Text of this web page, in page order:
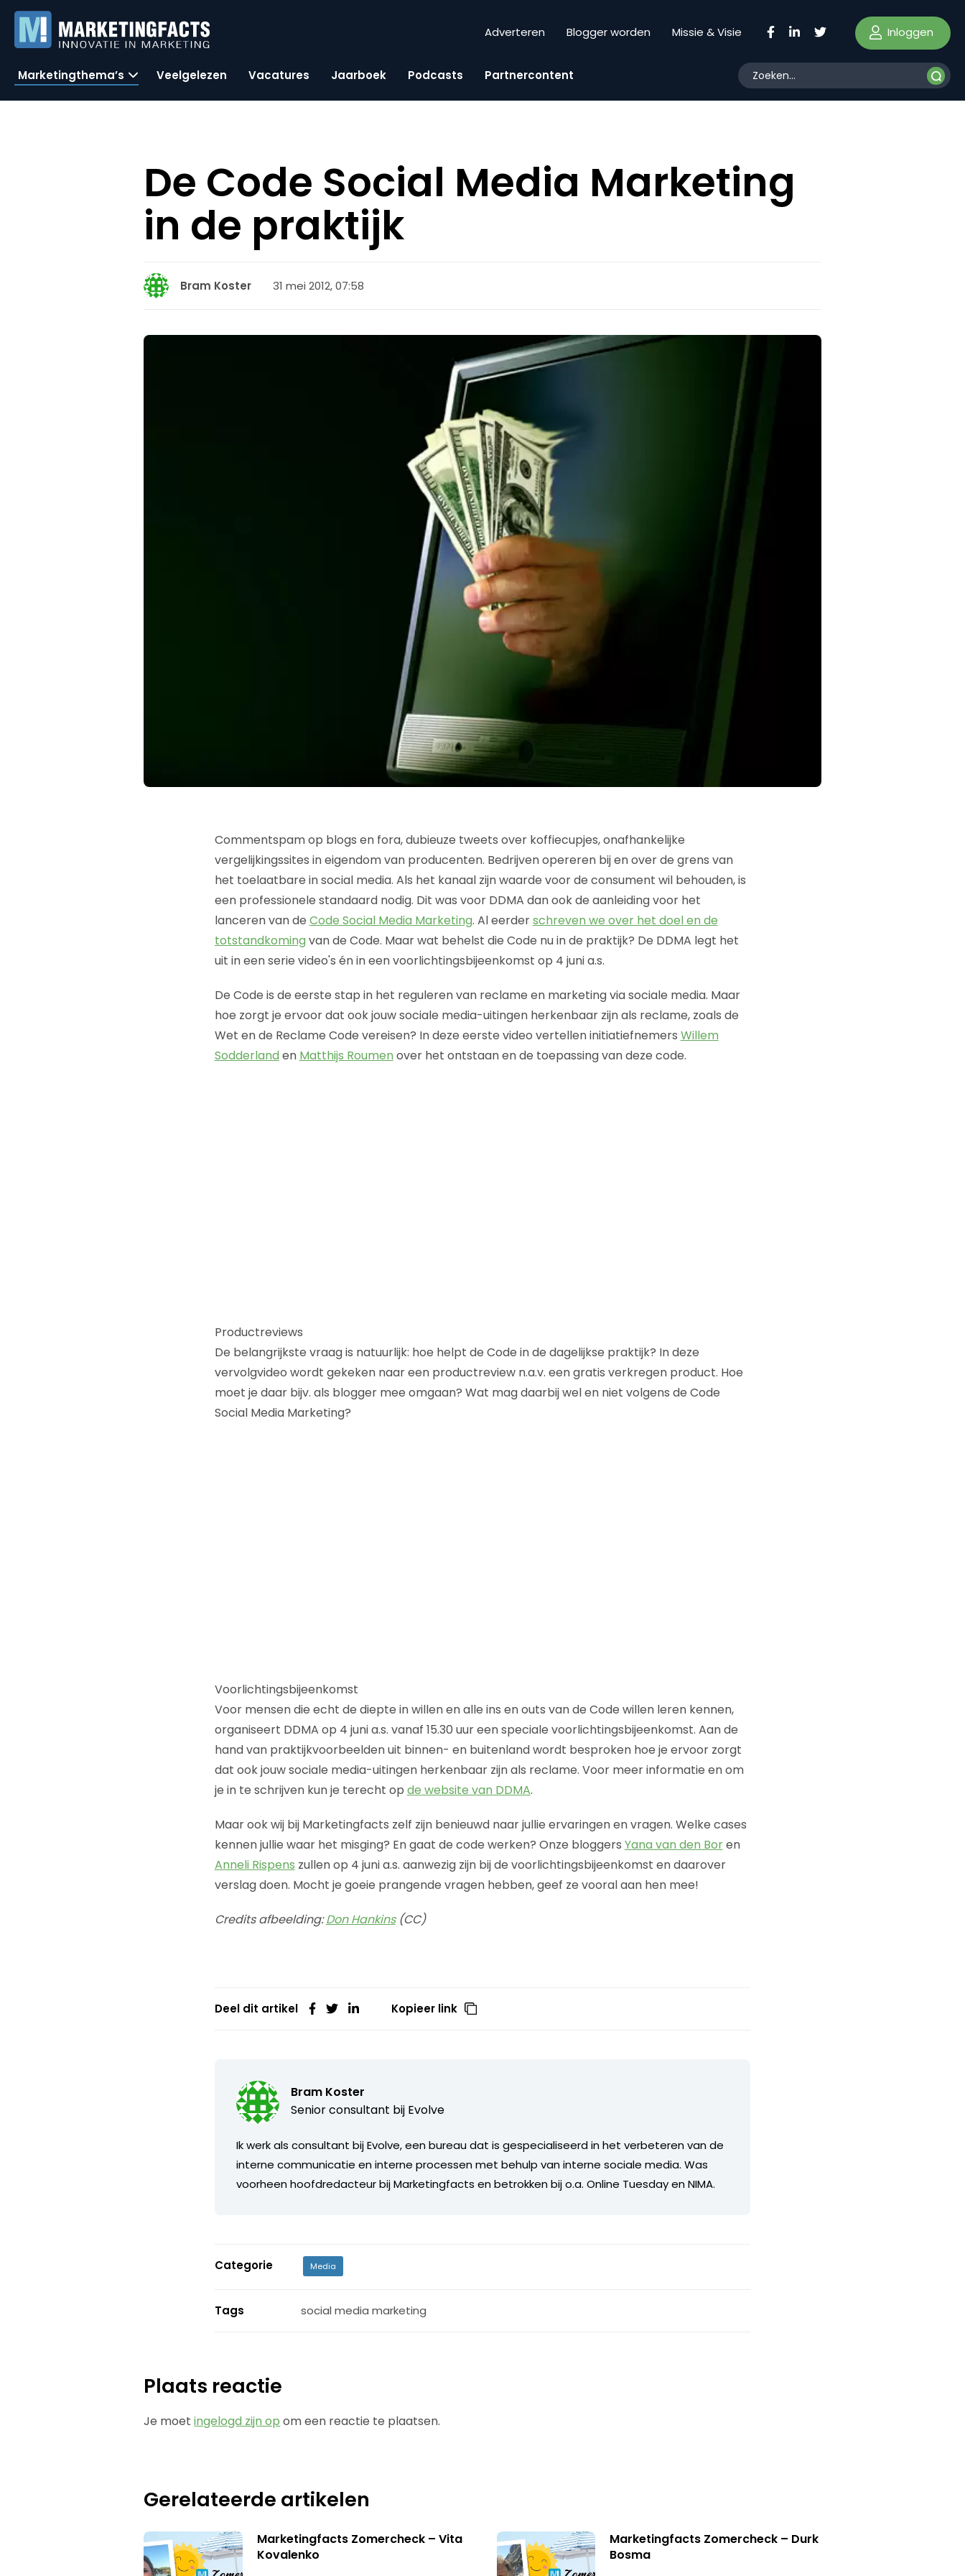
Adverteren Blogger worden Missie & Visie Inloggen
Marketingthema’s Veelgelezen Vacatures Jaarboek Podcasts Partnercontent
De Code Social Media Marketing
in de praktijk
Bram Koster 31 mei 2012, 07:58
Commentspam op blogs en fora, dubieuze tweets over koffiecupjes, onafhankelijke
vergelijkingssites in eigendom van producenten. Bedrijven opereren bij en over de grens van
het toelaatbare in social media. Als het kanaal zijn waarde voor de consument wil behouden, is
een professionele standaard nodig. Dit was voor DDMA dan ook de aanleiding voor het
lanceren van de Code Social Media Marketing. Al eerderschreven we over het doel en de
totstandkoming van de Code. Maar wat behelst die Code nu in de praktijk? De DDMA legt het
uit in een serie video's én in een voorlichtingsbijeenkomst op 4 juni a.s.
De Code is de eerste stap in het reguleren van reclame en marketing via sociale media. Maar
hoe zorgt je ervoor dat ook jouw sociale media-uitingen herkenbaar zijn als reclame, zoals de
Wet en de Reclame Code vereisen? In deze eerste video vertellen initiatiefnemers Willem
Sodderland en Matthijs Roumen over het ontstaan en de toepassing van deze code.
Productreviews
De belangrijkste vraag is natuurlijk: hoe helpt de Code in de dagelijkse praktijk? In deze
vervolgvideo wordt gekeken naar een productreview n.a.v. een gratis verkregen product. Hoe
moet je daar bijv. als blogger mee omgaan? Wat mag daarbij wel en niet volgens de Code
Social Media Marketing?
Voorlichtingsbijeenkomst
Voor mensen die echt de diepte in willen en alle ins en outs van de Code willen leren kennen,
organiseert DDMA op 4 juni a.s. vanaf 15.30 uur een speciale voorlichtingsbijeenkomst. Aan de
hand van praktijkvoorbeelden uit binnen- en buitenland wordt besproken hoe je ervoor zorgt
dat ook jouw sociale media-uitingen herkenbaar zijn als reclame. Voor meer informatie en om
je in te schrijven kun je terecht op de website van DDMA.
Maar ook wij bij Marketingfacts zelf zijn benieuwd naar jullie ervaringen en vragen. Welke cases
kennen jullie waar het misging? En gaat de code werken? Onze bloggers Yana van den Boren
Anneli Rispens zullen op 4 juni a.s. aanwezig zijn bij de voorlichtingsbijeenkomst en daarover
verslag doen. Mocht je goeie prangende vragen hebben, geef ze vooral aan hen mee!
Credits afbeelding:Don Hankins(CC)
Deel dit artikel Kopieer link
Bram Koster
Senior consultant bij Evolve
Ik werk als consultant bij Evolve, een bureau dat is gespecialiseerd in het verbeteren van de
interne communicatie en interne processen met behulp van interne sociale media. Was
voorheen hoofdredacteur bij Marketingfacts en betrokken bij o.a. Online Tuesday en NIMA.
Categorie Media
Tags social media marketing
Plaats reactie
Je moetingelogd zijn op om een reactie te plaatsen.
Gerelateerde artikelen
Marketingfacts Zomercheck – Vita
Kovalenko
Marketingfacts Zomercheck – Durk
Bosma